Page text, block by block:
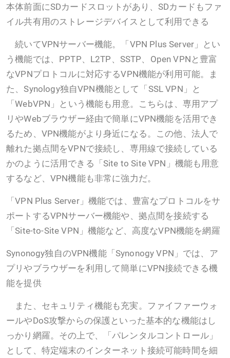
本体前面にSDカードスロットがあり、SDカードもファ
イル共有用のストレージデバイスとして利用できる
続いてVPNサーバー機能。「VPN Plus Server」とい
う機能では、PPTP、L2TP、SSTP、Open VPNと豊富
なVPNプロトコルに対応するVPN機能が利用可能。ま
た、Synology独自VPN機能として「SSL VPN」と
「WebVPN」という機能も用意。こちらは、専用アプ
リやWebブラウザー経由で簡単にVPN機能を活用でき
るため、VPN機能がより身近になる。この他、法人で
離れた拠点間をVPNで接続し、専用線で接続している
かのように活用できる「Site to Site VPN」機能も用意
するなど、VPN機能も非常に強力だ。
「VPN Plus Server」機能では、豊富なプロトコルをサ
ポートするVPNサーバー機能や、拠点間を接続する
「Site-to-Site VPN」機能など、高度なVPN機能を網羅
Synonogy独自のVPN機能「Synonogy VPN」では、ア
プリやブラウザーを利用して簡単にVPN接続できる機
能を提供
また、セキュリティ機能も充実。ファイファーウォ
ールやDoS攻撃からの保護といった基本的な機能はし
っかり網羅。その上で、「パレンタルコントロール」
として、特定端末のインターネット接続可能時間を細